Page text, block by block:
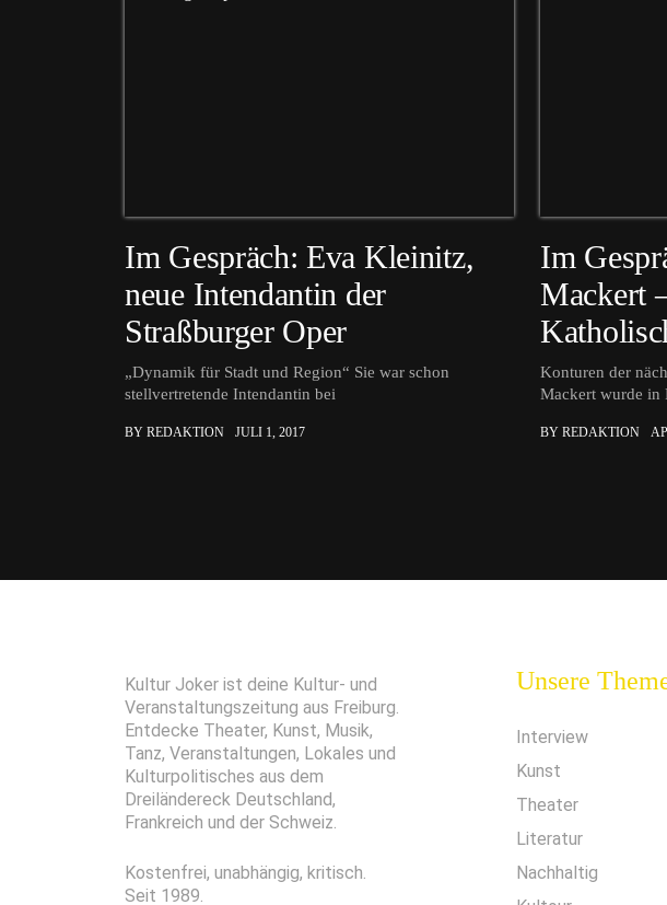
Im Gespräch: Eva Kleinitz,
neue Intendantin der
Straßburger Oper
„Dynamik für Stadt und Region“ Sie war schon
stellvertretende Intendantin bei
BY REDAKTION JULI 1, 2017
Im
Mackert
Konturen der
Mackert wurde in
BY REDAKTION
Kultur Joker ist deine Kultur- und
Veranstaltungszeitung aus Freiburg.
Entdecke Theater, Kunst, Musik,
Tanz, Veranstaltungen, Lokales und
Kulturpolitisches aus dem
Dreiländereck Deutschland,
Frankreich und der Schweiz.
Kostenfrei, unabhängig, kritisch.
Seit 1989.
Unsere
Interview
Kunst
Theater
Literatur
Nachhaltig